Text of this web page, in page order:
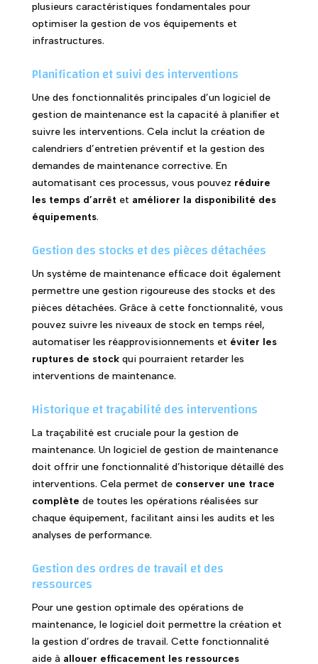
plusieurs caractéristiques fondamentales pour
optimiser la gestion de vos équipements et
infrastructures.
Planification et suivi des interventions
Une des fonctionnalités principales d’un logiciel de
gestion de maintenance est la capacité à planifier et
suivre les interventions. Cela inclut la création de
calendriers d’entretien préventif et la gestion des
demandes de maintenance corrective. En
automatisant ces processus, vous pouvez réduire
les temps d’arrêt et améliorer la disponibilité des
équipements.
Gestion des stocks et des pièces détachées
Un système de maintenance efficace doit également
permettre une gestion rigoureuse des stocks et des
pièces détachées. Grâce à cette fonctionnalité, vous
pouvez suivre les niveaux de stock en temps réel,
automatiser les réapprovisionnements et éviter les
ruptures de stockqui pourraient retarder les
interventions de maintenance.
Historique et traçabilité des interventions
La traçabilité est cruciale pour la gestion de
maintenance. Un logiciel de gestion de maintenance
doit offrir une fonctionnalité d’historique détaillé des
interventions. Cela permet de conserver une trace
complète de toutes les opérations réalisées sur
chaque équipement, facilitant ainsi les audits et les
analyses de performance.
Gestion des ordres de travail et des
ressources
Pour une gestion optimale des opérations de
maintenance, le logiciel doit permettre la création et
la gestion d’ordres de travail. Cette fonctionnalité
aide à allouer efficacement les ressources